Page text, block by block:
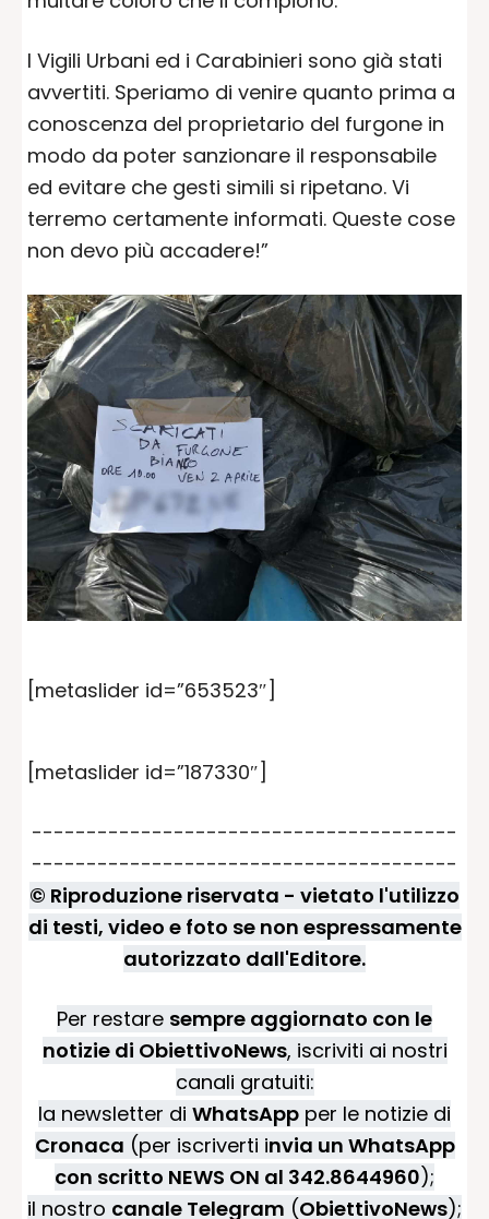
I Vigili Urbani ed i Carabinieri sono già stati
avvertiti. Speriamo di venire quanto prima a
conoscenza del proprietario del furgone in
modo da poter sanzionare il responsabile
ed evitare che gesti simili si ripetano. Vi
terremo certamente informati. Queste cose
non devo più accadere!”
[metaslider id=”653523″]
[metaslider id=”187330″]
---------------------------------------
---------------------------------------
© Riproduzione riservata - vietato l'utilizzo
di testi, video e foto se non espressamente
autorizzato dall'Editore.
Per restare sempre aggiornato con le
notizie di ObiettivoNews, iscriviti ai nostri
canali gratuiti:
la newsletter di WhatsApp per le notizie di
Cronaca (per iscriverti invia un WhatsApp
con scritto NEWS ON al 342.8644960);
il nostro canale Telegram (ObiettivoNews);